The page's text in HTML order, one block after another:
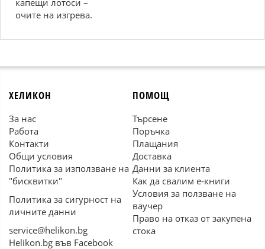
капещи лотоси –
очите на изгрева.
ХЕЛИКОН
За нас
Работа
Контакти
Общи условия
Политика за използване на
"бисквитки"
Политика за сигурност на
личните данни
service@helikon.bg
Helikon.bg във Facebook
ПОМОЩ
Търсене
Поръчка
Плащания
Доставка
Данни за клиента
Как да свалим е-книги
Условия за ползване на
ваучер
Право на отказ от закупена
стока